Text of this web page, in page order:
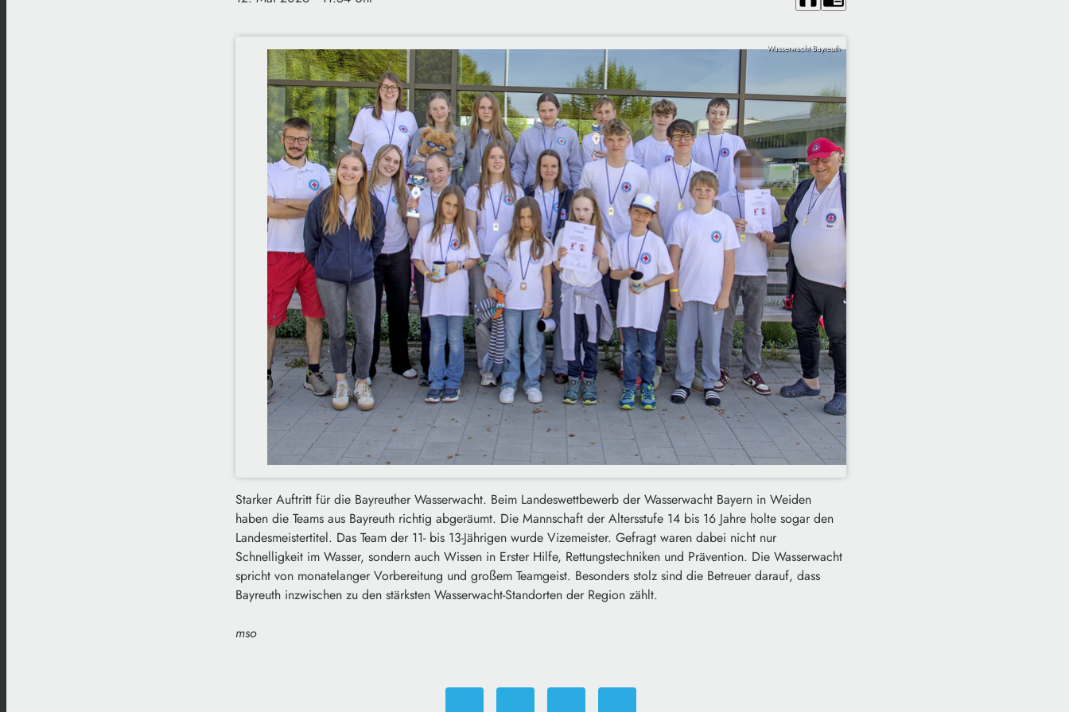
Wasserwacht Bayreuth
Starker Auftritt für die Bayreuther Wasserwacht. Beim Landeswettbewerb der Wasserwacht Bayern in Weiden
haben die Teams aus Bayreuth richtig abgeräumt. Die Mannschaft der Altersstufe 14 bis 16 Jahre holte sogar den
Landesmeistertitel. Das Team der 11- bis 13-Jährigen wurde Vizemeister. Gefragt waren dabei nicht nur
Schnelligkeit im Wasser, sondern auch Wissen in Erster Hilfe, Rettungstechniken und Prävention. Die Wasserwacht
spricht von monatelanger Vorbereitung und großem Teamgeist. Besonders stolz sind die Betreuer darauf, dass
Bayreuth inzwischen zu den stärksten Wasserwacht-Standorten der Region zählt.
mso